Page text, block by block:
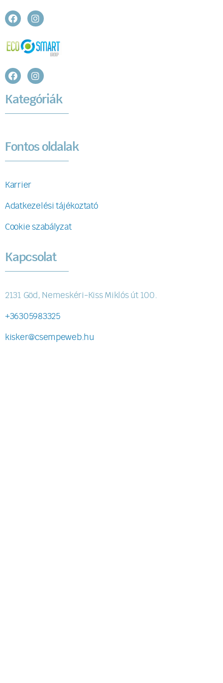
Kategóriák
Fontos oldalak
Karrier
Adatkezelési tájékoztató
Cookie szabályzat
Kapcsolat
2131 Göd, Nemeskéri-Kiss Miklós út 100.
+36305983325
kisker@csempeweb.hu